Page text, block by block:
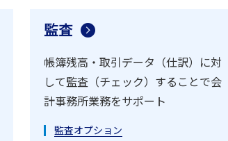
監査
帳簿残高・取引データ（仕訳）に対
して監査（チェック）することで会
計事務所業務をサポート
監査オプション